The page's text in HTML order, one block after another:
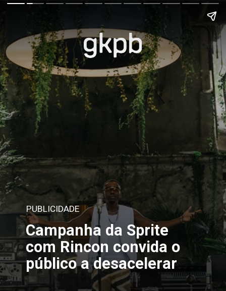
Campanha da Sprite
com Rincon convida o
público a desacelerar
PUBLICIDADE